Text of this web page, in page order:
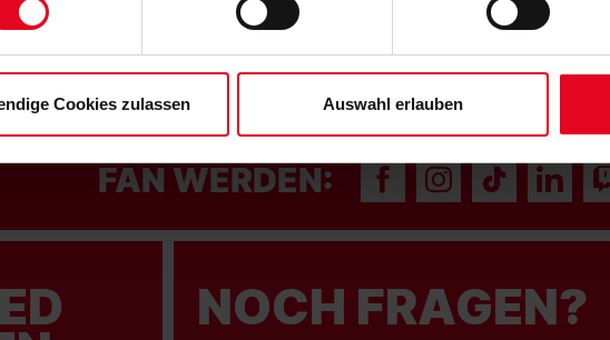
„Notwendige Cookies“ auswählen, werden nur unbedingt erforderliche
Cookies zulassen Auswahl erlauben
FAN WERDEN:
NOCH FRAGEN?